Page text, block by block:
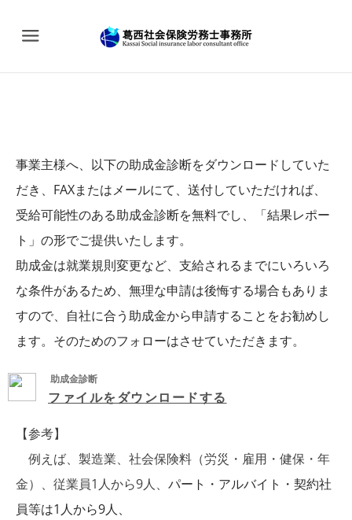
Menu
事業主様へ、以下の助成金診断をダウンロードしていた
だき、FAXまたはメールにて、送付していただければ、
受給可能性のある助成金診断を無料でし、「結果レポー
ト」の形でご提供いたします。
​助成金は就業規則変更など、支給されるまでにいろいろ
な条件があるため、無理な申請は後悔する場合もありま
すので、自社に合う助成金から申請することをお勧めし
ます。そのためのフォローはさせていただきます。
助成金診断
ファイルをダウンロードする
【参考】
例えば、製造業、社会保険料（労災・雇用・健保・年
金）、従業員1人から9人、 パート・アルバイト・契約社
員等は1人から9人、